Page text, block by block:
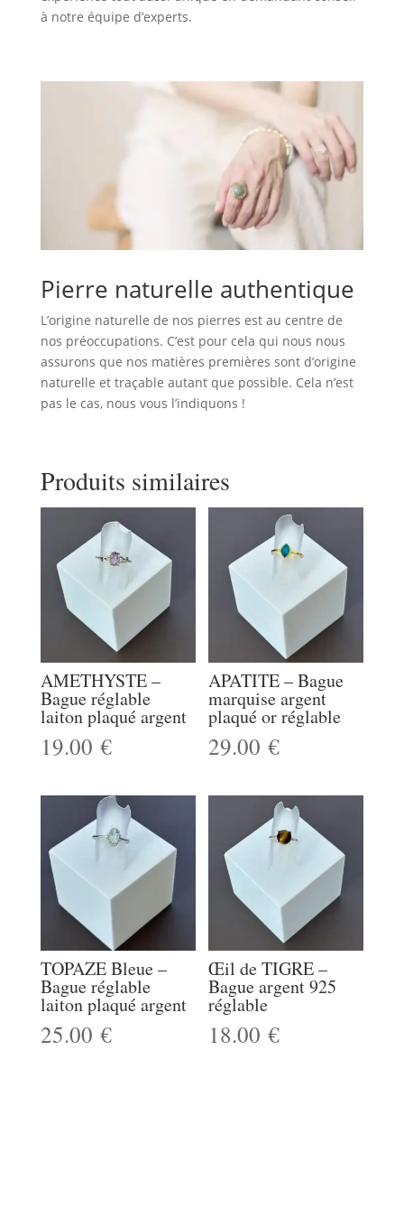
à notre équipe d’experts.
Pierre naturelle authentique
L’origine naturelle de nos pierres est au centre de
nos préoccupations. C’est pour cela qui nous nous
assurons que nos matières premières sont d’origine
naturelle et traçable autant que possible. Cela n’est
pas le cas, nous vous l’indiquons !
Produits similaires
AMETHYSTE –
Bague réglable
laiton plaqué argent
19.00 €
APATITE – Bague
marquise argent
plaqué or réglable
29.00€
TOPAZE Bleue –
Bague réglable
laiton plaqué argent
25.00 €
Œil de TIGRE –
Bague argent 925
réglable
18.00€